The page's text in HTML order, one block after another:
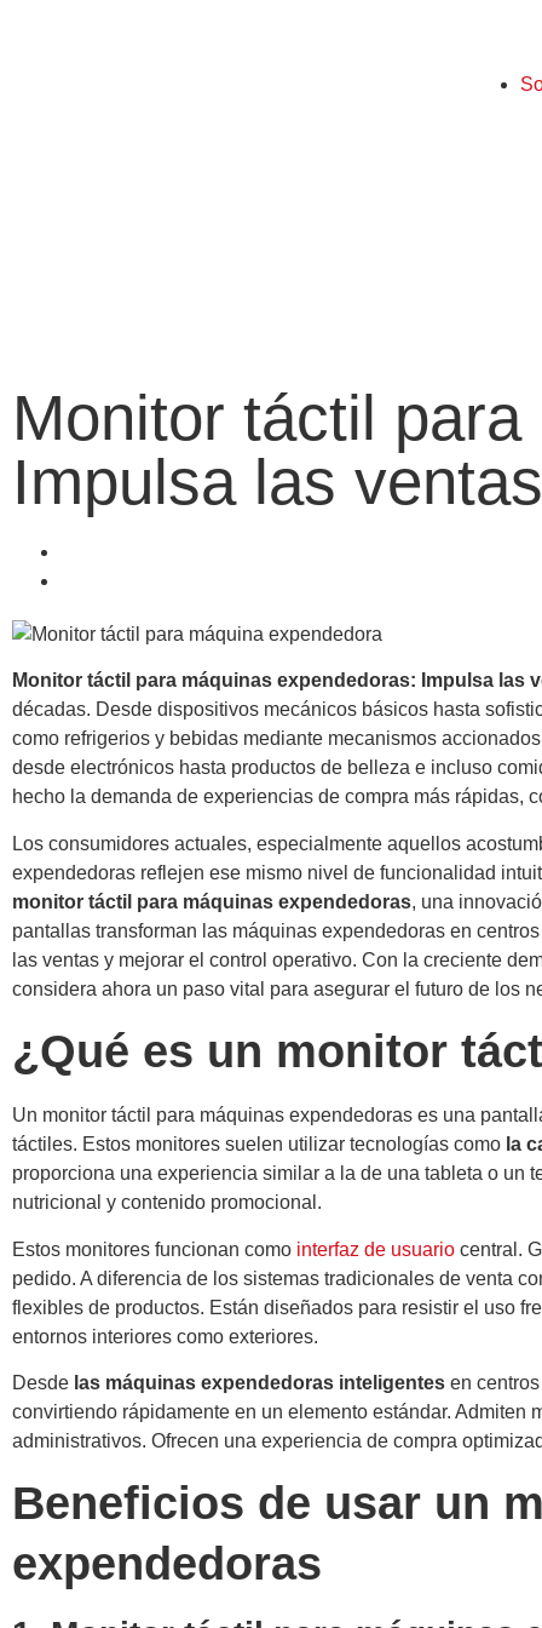
Monitor táctil
Impulsa las ventas
Monitor táctil para máquinas expendedoras: Impulsa las
décadas. Desde dispositivos mecánicos básicos hasta
como refrigerios y bebidas mediante mecanismos
desde electrónicos hasta productos de belleza e incluso
hecho la demanda de experiencias de compra más rápidas,
Los consumidores actuales, especialmente aquellos
expendedoras reflejen ese mismo nivel de funcionalidad
monitor táctil para máquinas expendedoras, una
pantallas transforman las máquinas expendedoras en
las ventas y mejorar el control operativo. Con la creciente
considera ahora un paso vital para asegurar el futuro de los
¿Qué es un monitor
Un monitor táctil para máquinas expendedoras es una
táctiles. Estos monitores suelen utilizar tecnologías como la
proporciona una experiencia similar a la de una tableta o un
nutricional y contenido promocional.
Estos monitores funcionan como interfaz de usuario central.
pedido. A diferencia de los sistemas tradicionales de venta
flexibles de productos. Están diseñados para resistir el uso
entornos interiores como exteriores.
Desde las máquinas expendedoras inteligentes en
convirtiendo rápidamente en un elemento estándar.
administrativos. Ofrecen una experiencia de compra
Beneficios de usar un
expendedoras